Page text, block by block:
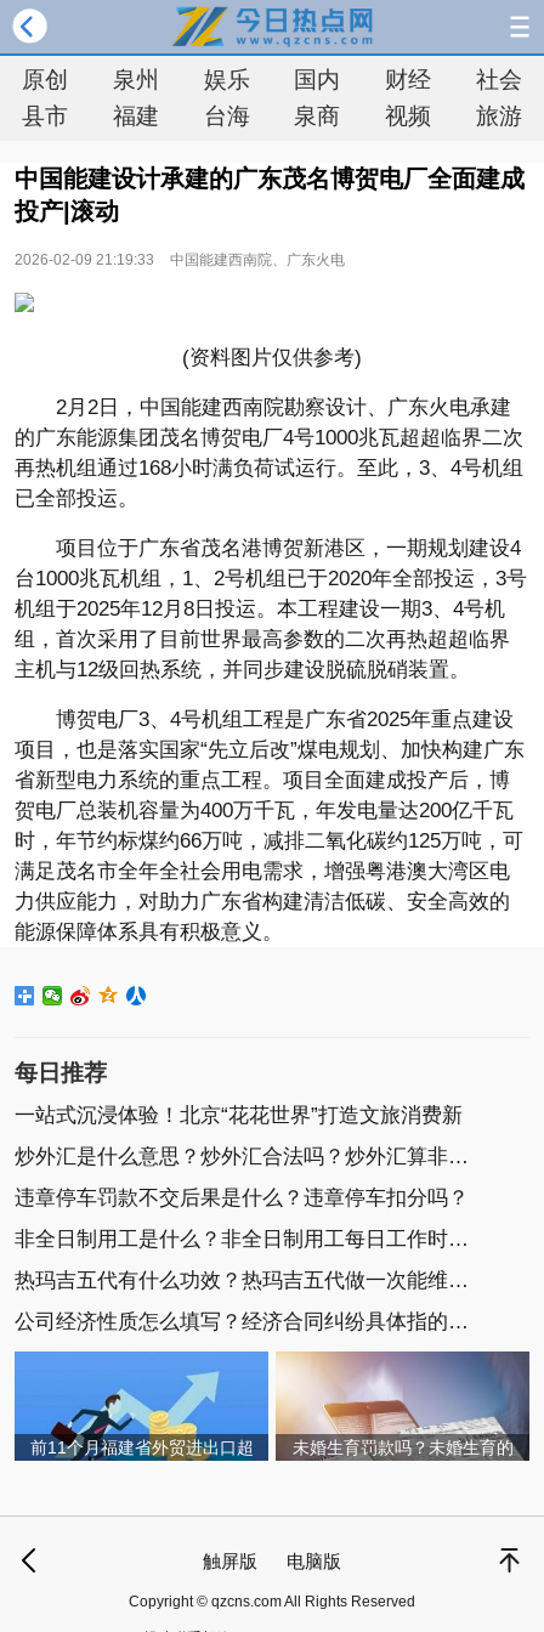
原创 泉州 娱乐 国内 财经
社会
县市
福建 台海 泉商 视频 旅游
中国能建设计承建的广东茂名博贺电厂全面建成
投产|滚动
2026-02-09 21:19:33 中国能建西南院、广东火电
(资料图片仅供参考)
2月2日，中国能建西南院勘察设计、广东火电承建
的广东能源集团茂名博贺电厂4号1000兆瓦超超临界二次
再热机组通过168小时满负荷试运行。至此，3、4号机组
已全部投运。
项目位于广东省茂名港博贺新港区，一期规划建设4
台1000兆瓦机组，1、2号机组已于2020年全部投运，3号
机组于2025年12月8日投运。本工程建设一期3、4号机
组，首次采用了目前世界最高参数的二次再热超超临界
主机与12级回热系统，并同步建设脱硫脱硝装置。
博贺电厂3、4号机组工程是广东省2025年重点建设
项目，也是落实国家“先立后改”煤电规划、加快构建广东
省新型电力系统的重点工程。项目全面建成投产后，博
贺电厂总装机容量为400万千瓦，年发电量达200亿千瓦
时，年节约标煤约66万吨，减排二氧化碳约125万吨，可
满足茂名市全年全社会用电需求，增强粤港澳大湾区电
力供应能力，对助力广东省构建清洁低碳、安全高效的
能源保障体系具有积极意义。
每日推荐
一站式沉浸体验！北京“花花世界”打造文旅消费新
炒外汇是什么意思？炒外汇合法吗？炒外汇算非法集
违章停车罚款不交后果是什么？违章停车扣分吗？
非全日制用工是什么？非全日制用工每日工作时间不
热玛吉五代有什么功效？热玛吉五代做一次能维持多
公司经济性质怎么填写？经济合同纠纷具体指的是什
前11个月福建省外贸进出口超 未婚生育罚款吗？未婚生育的
触屏版 电脑版
Copyright © qzcns.com All Rights Reserved